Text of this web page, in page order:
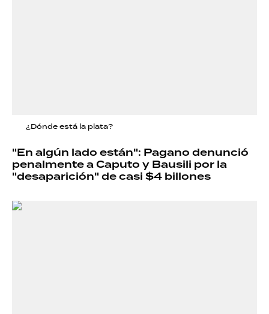
¿Dónde está la plata?
"En algún lado están": Pagano denunció
penalmente a Caputo y Bausili por la
"desaparición" de casi $4 billones